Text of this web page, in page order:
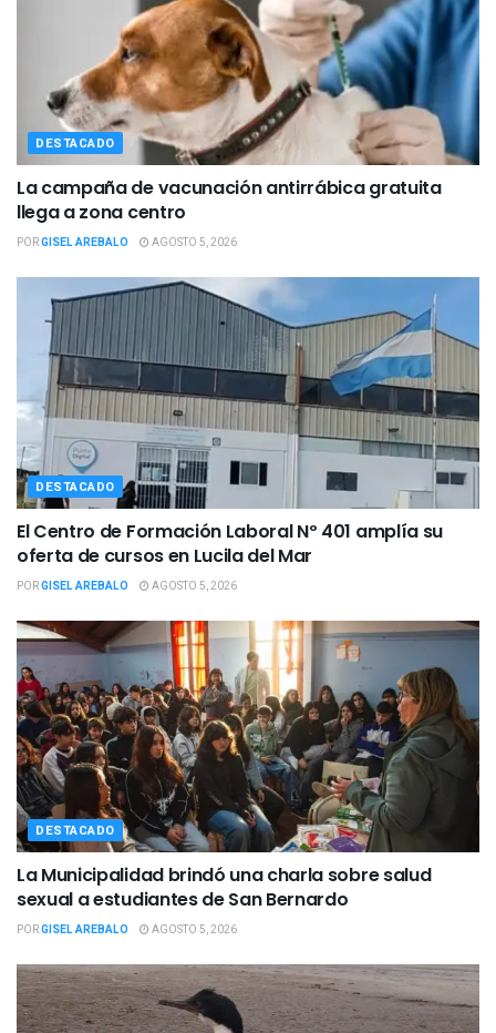
DESTACADO
La campaña de vacunación antirrábica gratuita
llega a zona centro
PORGISEL AREBALO AGOSTO 5, 2026
DESTACADO
El Centro de Formación Laboral Nº 401 amplía su
oferta de cursos en Lucila del Mar
PORGISEL AREBALO AGOSTO 5, 2026
DESTACADO
La Municipalidad brindó una charla sobre salud
sexual a estudiantes de San Bernardo
PORGISEL AREBALO AGOSTO 5, 2026